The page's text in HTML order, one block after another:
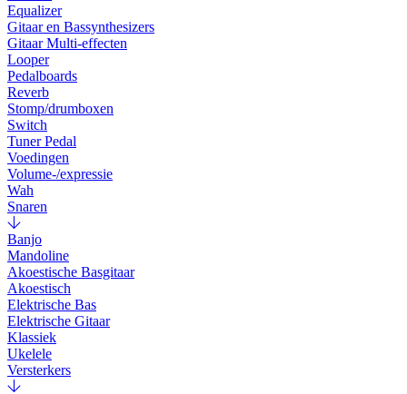
Equalizer
Gitaar en Bassynthesizers
Gitaar Multi-effecten
Looper
Pedalboards
Reverb
Stomp/drumboxen
Switch
Tuner Pedal
Voedingen
Volume-/expressie
Wah
Snaren
Banjo
Mandoline
Akoestische Basgitaar
Akoestisch
Elektrische Bas
Elektrische Gitaar
Klassiek
Ukelele
Versterkers